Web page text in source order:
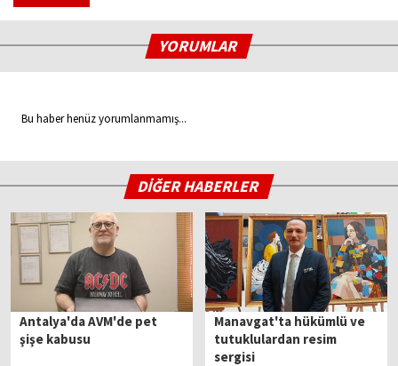
YORUMLAR
Bu haber henüz yorumlanmamış...
DİĞER HABERLER
Antalya'da AVM'de pet
şişe kabusu
Manavgat'ta hükümlü ve
tutuklulardan resim
sergisi